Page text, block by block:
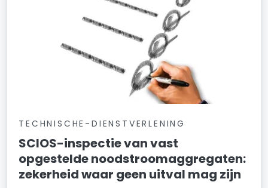
TECHNISCHE-DIENSTVERLENING
SCIOS-inspectie van vast
opgestelde noodstroomaggregaten:
zekerheid waar geen uitval mag zijn